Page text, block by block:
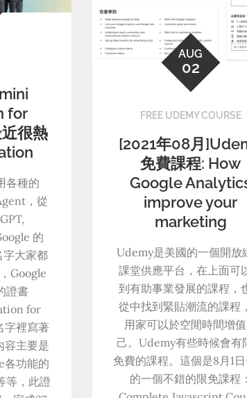
for
很熱
各種的
，從
的
大家都
Google
證書
for
字裡寫著
容主要是
各功能的
等，此證
AUG
02
FREE UDEMY COURSE
[2021年08月
免費課程: How
Google
improve your
marketing
Udemy是美國的一個開放
課堂供應平台，在上面可
到有助事業發展的課程，
從中找到緊貼潮流的課程
用家可以於空閒時間增
己。Udemy有些時候會有
免費的課程。這個是8月1
的一個不錯的限免課程：